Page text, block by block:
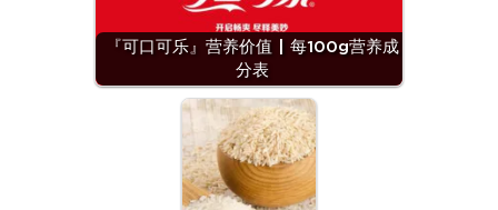
『可口可乐』营养价值 | 每100g营养成
分表